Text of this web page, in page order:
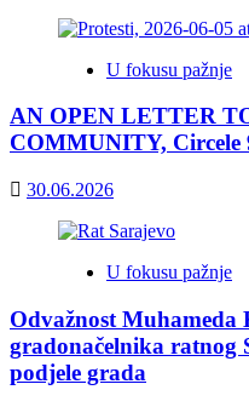
U fokusu pažnje
AN OPEN LETTER
COMMUNITY, Circele
30.06.2026
U fokusu pažnje
Odvažnost Muhameda
gradonačelnika ratnog
podjele grada